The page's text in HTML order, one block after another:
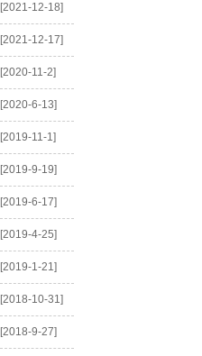
[2021-12-18]
[2021-12-17]
[2020-11-2]
[2020-6-13]
[2019-11-1]
[2019-9-19]
[2019-6-17]
[2019-4-25]
[2019-1-21]
[2018-10-31]
[2018-9-27]